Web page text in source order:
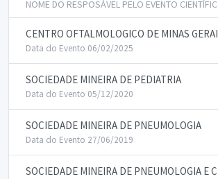
NOME DO RESPOSÁVEL PELO EVENTO
CENTRO OFTALMOLOGICO DE MINAS
Data do Evento 06/02/2025
SOCIEDADE MINEIRA DE PEDIATRIA
Data do Evento 05/12/2020
SOCIEDADE MINEIRA DE PNEUMOLOGIA
Data do Evento 27/06/2019
SOCIEDADE MINEIRA DE PNEUMOLOGIA E